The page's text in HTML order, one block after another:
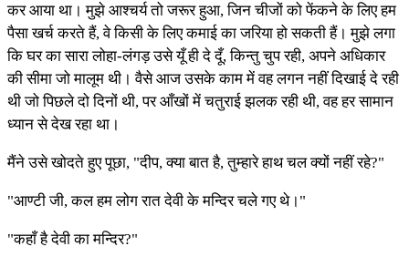
कर आया था। मुझे आश्चर्य तो जरूर हुआ, जिन चीजों को फेंकने के लिए हम
पैसा खर्च करते हैं, वे किसी के लिए कमाई का जरिया हो सकती हैं। मुझे लगा
कि घर का सारा लोहा-लंगड़ उसे यूँ ही दे दूँ, किन्तु चुप रही, अपने अधिकार
की सीमा जो मालूम थी। वैसे आज उसके काम में वह लगन नहीं दिखाई दे रही
थी जो पिछले दो दिनों थी, पर आँखों में चतुराई झलक रही थी, वह हर सामान
ध्यान से देख रहा था।
मैंने उसे खोदते हुए पूछा, "दीप, क्या बात है, तुम्हारे हाथ चल क्यों नहीं रहे?"
"आण्टी जी, कल हम लोग रात देवी के मन्दिर चले गए थे।"
"कहाँ है देवी का मन्दिर?"